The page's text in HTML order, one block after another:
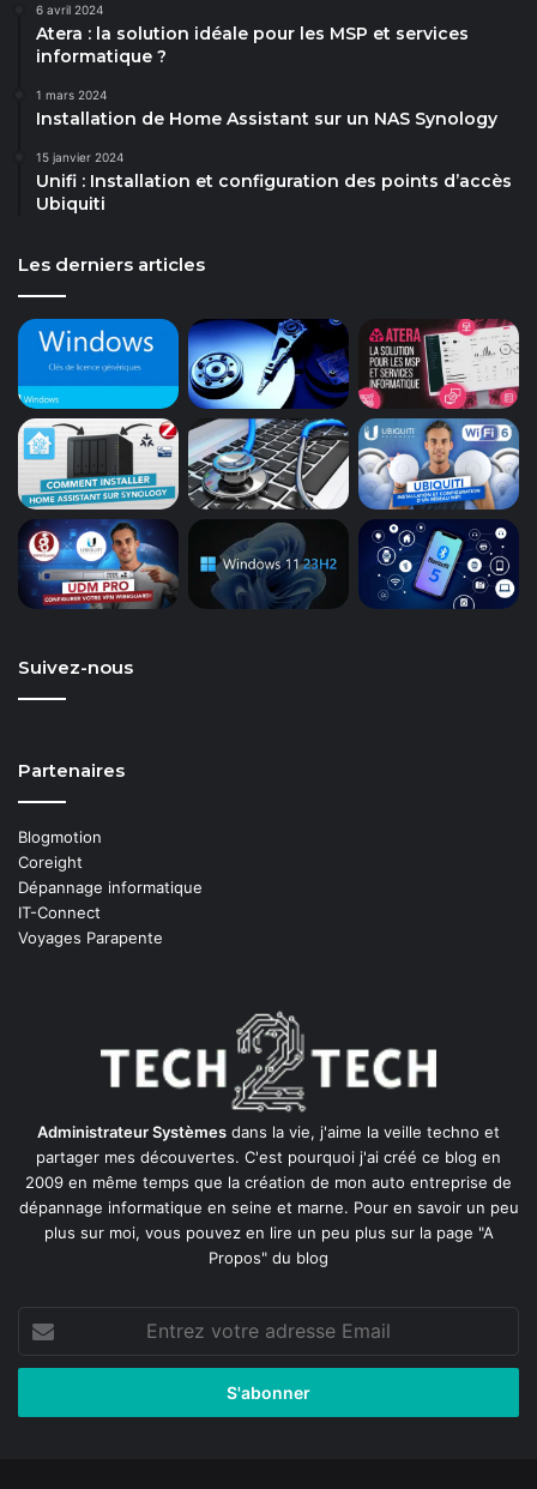
6 avril 2024
Atera : la solution idéale pour les MSP et services
informatique ?
1 mars 2024
Installation de Home Assistant sur un NAS Synology
15 janvier 2024
Unifi : Installation et configuration des points d’accès
Ubiquiti
Les derniers articles
Suivez-nous
Partenaires
Blogmotion
Coreight
Dépannage informatique
IT-Connect
Voyages Parapente
Administrateur Systèmes dans la vie, j'aime la veille techno et
partager mes découvertes. C'est pourquoi j'ai créé ce blog en
2009 en même temps que la création de mon auto entreprise de
dépannage informatique en seine et marne. Pour en savoir un peu
plus sur moi, vous pouvez en lire un peu plus sur la page "A
Propos" du blog
votre
adresse